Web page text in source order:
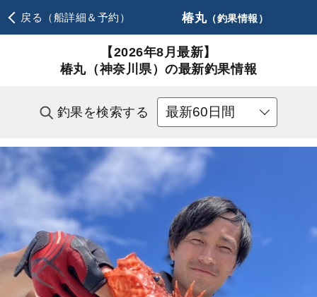
戻る（船詳細＆予約） 椿丸（釣果情報）
【2026年8月最新】
椿丸（神奈川県）の最新釣果情報
釣果を検索する